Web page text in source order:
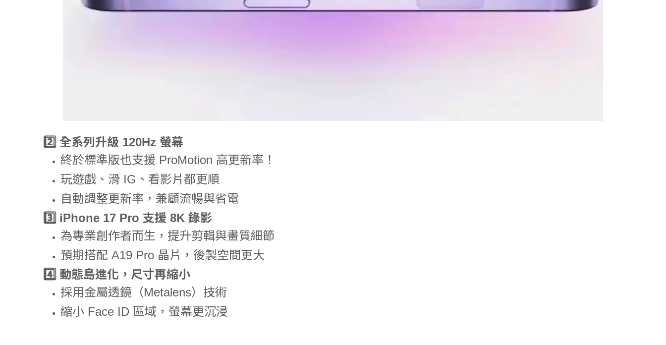
2️⃣ 全系列升級 120Hz 螢幕
終於標準版也支援 ProMotion 高更新率！
玩遊戲、滑 IG、看影片都更順
自動調整更新率，兼顧流暢與省電
3️⃣ iPhone 17 Pro 支援 8K 錄影
為專業創作者而生，提升剪輯與畫質細節
預期搭配 A19 Pro 晶片，後製空間更大
4️⃣ 動態島進化，尺寸再縮小
採用金屬透鏡（Metalens）技術
縮小 Face ID 區域，螢幕更沉浸